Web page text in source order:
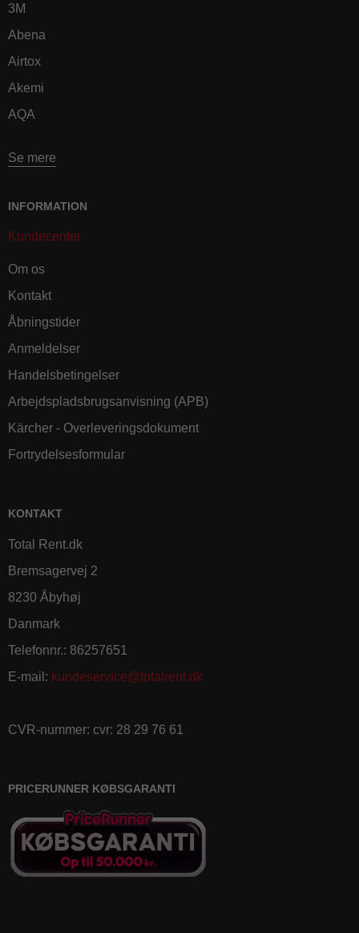
3M
Abena
Airtox
Akemi
AQA
Se mere
INFORMATION
Kundecenter
Om os
Kontakt
Åbningstider
Anmeldelser
Handelsbetingelser
Arbejdspladsbrugsanvisning (APB)
Kärcher - Overleveringsdokument
Fortrydelsesformular
KONTAKT
Total Rent.dk
Bremsagervej 2
8230 Åbyhøj
Danmark
Telefonnr.: 86257651
E-mail : kundeservice@totalrent.dk
CVR-nummer: cvr: 28 29 76 61
PRICERUNNER KØBSGARANTI